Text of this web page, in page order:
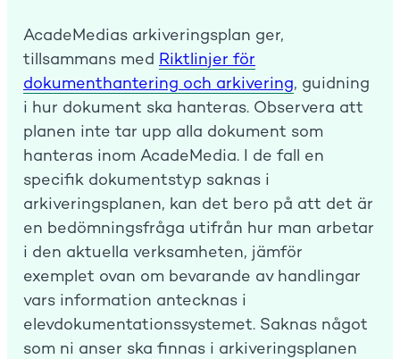
AcadeMedias arkiveringsplan ger,
tillsammans med Riktlinjer för
dokumenthantering och arkivering, guidning
i hur dokument ska hanteras. Observera att
planen inte tar upp alla dokument som
hanteras inom AcadeMedia. I de fall en
specifik dokumentstyp saknas i
arkiveringsplanen, kan det bero på att det är
en bedömningsfråga utifrån hur man arbetar
i den aktuella verksamheten, jämför
exemplet ovan om bevarande av handlingar
vars information antecknas i
elevdokumentationssystemet. Saknas något
som ni anser ska finnas i arkiveringsplanen